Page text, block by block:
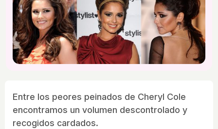
Entre los peores peinados de Cheryl Cole
encontramos un volumen descontrolado y
recogidos cardados.